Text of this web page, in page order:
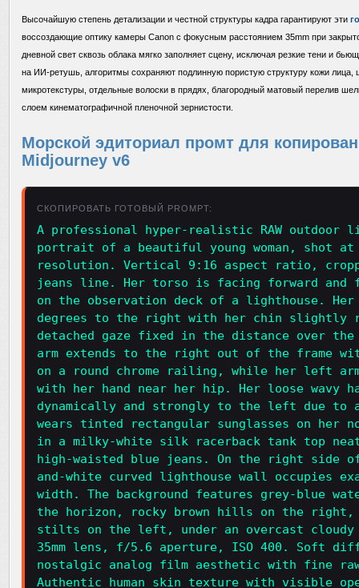
Высочайшую степень детализации и честной структуры кадра гарантируют эти
воссоздающие оптику камеры Canon с фокусным расстоянием 35mm при
дневной свет сквозь облака мягко заполняет сцену, исключая резкие тени и
на ИИ-ретушь, алгоритмы сохраняют подлинную пористую структуру кожи лица,
микротекстуры, отдельные волоски в прядях, благородный матовый перелив
слоем кинематографичной пленочной зернистости.
Морской эдиториал промт для
Midjourney v6
СКОПИРОВАТЬ ГОТОВЫЙ PROMPT:
A professional hyper-realistic RAW outdoor
portrait of a beautiful young woman, shot
resolution. Vertical 9:16 aspect ratio,
jeans line. Her torso is facing forward and
on the observation deck of a lighthouse.
degrees to the right with her chin slightly
detached gaze fixed in the distance over
arm extends to the right out of the frame
on a round chrome railing, while her left arm
with her hand near her hip. Her loose wavy
dynamically and strongly to the left due to
wears tinted rectangular sunglasses on her
in a milky-white silk racerback tank top
high-waisted blue jeans. On the right side
and-white curved lighthouse wall occupies
width. The background features grey-blue
the horizon, rocky brown hills on the right,
stilts on the left, under an overcast cloudy
35mm lens, f/5.6 aperture, ISO 400. Soft
nostalgic analog film aesthetic with fine
Authentic human skin texture with visible